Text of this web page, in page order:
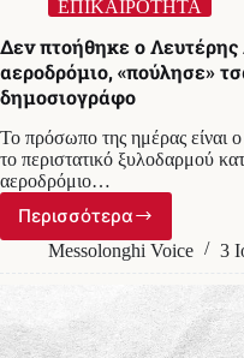
ΕΠΙΚΑΙΡΟΤΗΤΑ
Δεν πτοήθηκε ο
αεροδρόμιο, «πούλησε»
δημοσιογράφο
Το πρόσωπο της ημέρας είναι
το περιστατικό ξυλοδαρμού
αεροδρόμιο…
Περισσότερα
Δεν
πτοήθηκε
Λευτέρης
Αυγενάκης:
Μετά
Messolonghi Voice 3